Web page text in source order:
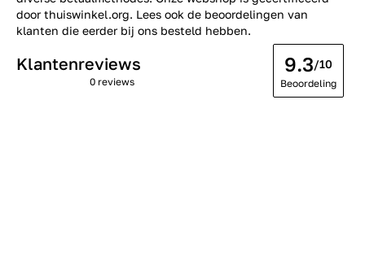
door thuiswinkel.org. Lees ook de beoordelingen van
klanten die eerder bij ons besteld hebben.
Klantenreviews
0 reviews
9.3/10
Beoordeling